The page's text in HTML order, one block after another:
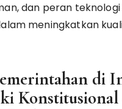
dan peran
meningkatkan
di